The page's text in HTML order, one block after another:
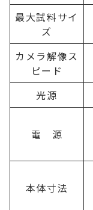
最大試料サイ
ズ
カメラ解像ス
ピード
光源
電 源
本体寸法